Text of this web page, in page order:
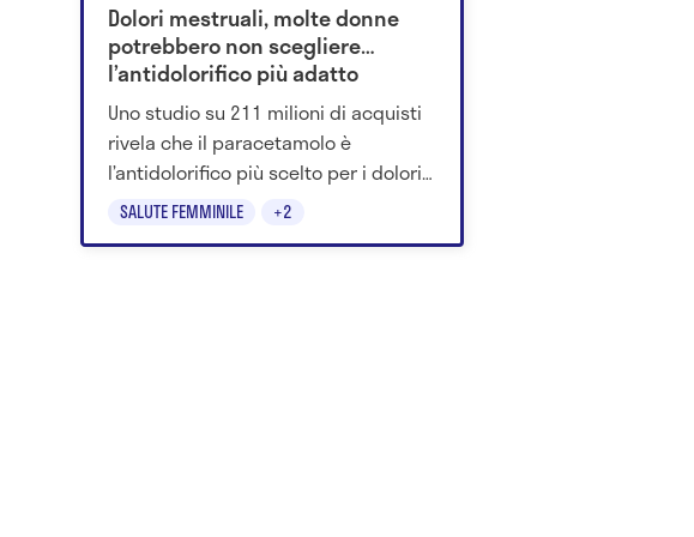
SALUTE FEMMINILE +2
Dolori mestruali, molte donne
potrebbero non scegliere
l’antidolorifico più adatto
Uno studio su 211 milioni di acquisti
rivela che il paracetamolo è
l’antidolorifico più scelto per i dolori
mestruali. Gli esperti spiegano